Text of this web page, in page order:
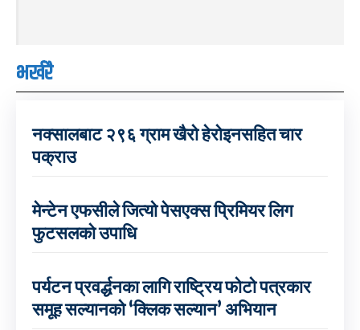
भर्खरै
नक्सालबाट २९६ ग्राम खैरो हेरोइनसहित चार
पक्राउ
मेन्टेन एफसीले जित्यो पेसएक्स प्रिमियर लिग
फुटसलको उपाधि
पर्यटन प्रवर्द्धनका लागि राष्ट्रिय फोटो पत्रकार
समूह सल्यानको ‘क्लिक सल्यान’ अभियान